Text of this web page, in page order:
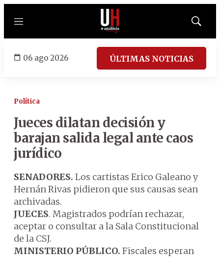
Menú
Mostrar
06 ago 2026 ÚLTIMAS NOTICIAS
Política
Jueces dilatan decisión y
barajan salida legal ante caos
jurídico
SENADORES. Los cartistas Erico Galeano y
Hernán Rivas pidieron que sus causas sean
archivadas.
JUECES. Magistrados podrían rechazar,
aceptar o consultar a la Sala Constitucional
de la CSJ.
MINISTERIO PÚBLICO. Fiscales esperan